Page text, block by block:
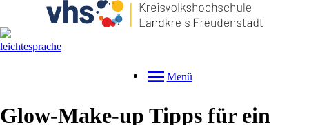
Menü
Glow-Make-up Tipps für ein